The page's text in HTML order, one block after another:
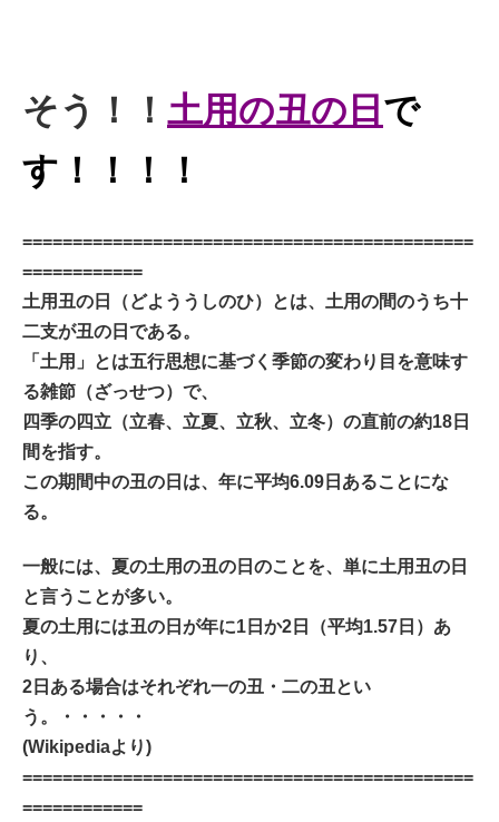
そう！！ 土用の丑の日 で
す！！！！
=============================================
============
土用丑の日（どよううしのひ）とは、土用の間のうち十
二支が丑の日である。
「土用」とは五行思想に基づく季節の変わり目を意味す
る雑節（ざっせつ）で、
四季の四立（立春、立夏、立秋、立冬）の直前の約18日
間を指す。
この期間中の丑の日は、年に平均6.09日あることにな
る。
一般には、夏の土用の丑の日のことを、単に土用丑の日
と言うことが多い。
夏の土用には丑の日が年に1日か2日（平均1.57日）あ
り、
2日ある場合はそれぞれ一の丑・二の丑とい
う。・・・・・
(Wikipediaより)
=============================================
============